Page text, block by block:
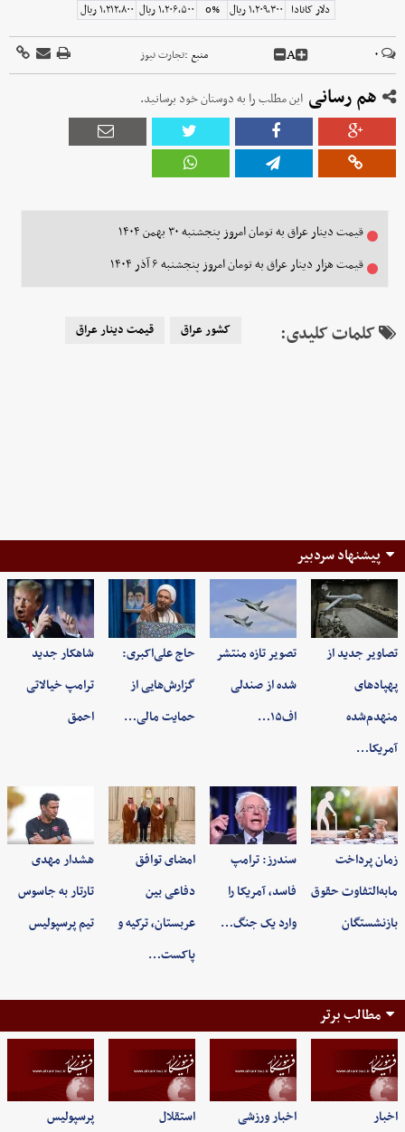
دلار کانادا ۱٬۲۰۹٬۳۰۰ ریال 0% ۱٬۲۰۶٬۵۰۰ ریال ۱٬۲۱۲٬۸۰۰ ریال
۰ A منبع :تجارت نیوز
هم رسانی این مطلب را به دوستان خود برسانید.
قیمت دینار عراق به تومان امروز پنجشنبه ۳۰ بهمن ۱۴۰۴
قیمت هزار دینار عراق به تومان امروز پنجشنبه ۶ آذر ۱۴۰۴
کلمات کلیدی: کشور عراق قیمت دینار عراق
پیشنهاد سردبیر
تصاویر جدید از
پهپادهای
منهدم‌شده
آمریکا…
تصویر تازه منتشر
شده از صندلی
اف۱۵…
حاج علی‌اکبری:
گزارش‌هایی از
حمایت مالی…
شاهکار جدید
ترامپ خیالاتی
احمق
زمان پرداخت
مابه‌التفاوت حقوق
بازنشستگان
سندرز: ترامپ
فاسد، آمریکا را
وارد یک جنگ…
امضای توافق
دفاعی بین
عربستان، ترکیه و
پاکست…
هشدار مهدی
تارتار به جاسوس
تیم پرسپولیس
مطالب برتر
اخبار اخبار ورزشی استقلال پرسپولیس